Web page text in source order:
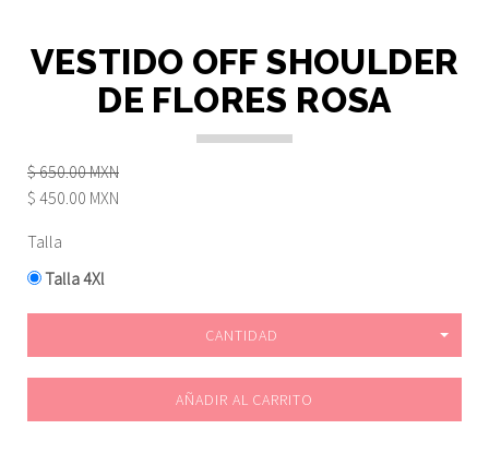
VESTIDO OFF SHOULDER
DE FLORES ROSA
$ 650.00 MXN
$ 450.00 MXN
Talla
Talla 4Xl
CANTIDAD
AÑADIR AL CARRITO